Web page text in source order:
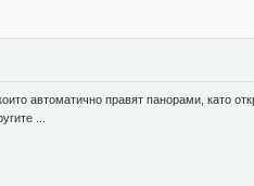
автоматично правят панорами, като
...